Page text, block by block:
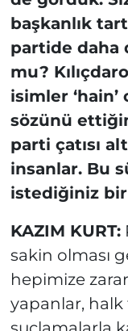
başkanlık
partide daha
mu?
isimler ‘hain’
sözünü
parti çatısı
insanlar. Bu
istediğiniz bir
KAZIM KURT:
sakin olması
hepimize
yapanlar,